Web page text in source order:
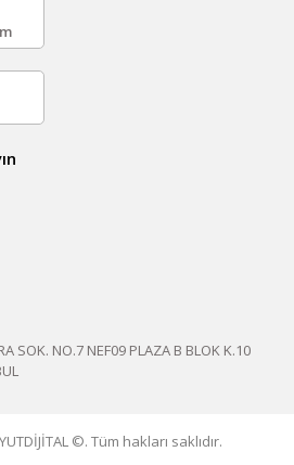
SOK. NO.7 NEF09 PLAZA B BLOK K.10
©. Tüm hakları saklıdır.